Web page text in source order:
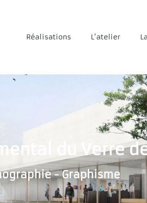
Réalisations L’atelier
du Verre
- Graphisme